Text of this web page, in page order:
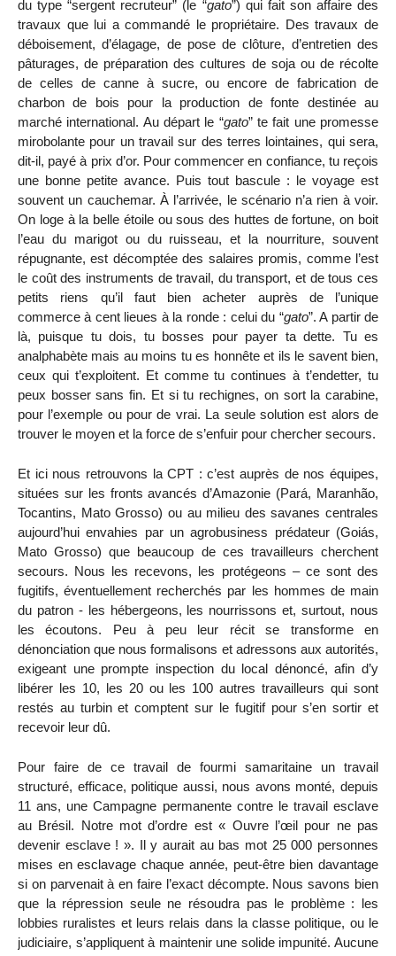
du type “sergent recruteur” (le “gato”) qui fait son affaire des
travaux que lui a commandé le propriétaire. Des travaux de
déboisement, d’élagage, de pose de clôture, d’entretien des
pâturages, de préparation des cultures de soja ou de récolte
de celles de canne à sucre, ou encore de fabrication de
charbon de bois pour la production de fonte destinée au
marché international. Au départ le “gato” te fait une promesse
mirobolante pour un travail sur des terres lointaines, qui sera,
dit-il, payé à prix d’or. Pour commencer en confiance, tu reçois
une bonne petite avance. Puis tout bascule : le voyage est
souvent un cauchemar. À l’arrivée, le scénario n’a rien à voir.
On loge à la belle étoile ou sous des huttes de fortune, on boit
l’eau du marigot ou du ruisseau, et la nourriture, souvent
répugnante, est décomptée des salaires promis, comme l’est
le coût des instruments de travail, du transport, et de tous ces
petits riens qu’il faut bien acheter auprès de l’unique
commerce à cent lieues à la ronde : celui du “gato”. A partir de
là, puisque tu dois, tu bosses pour payer ta dette. Tu es
analphabète mais au moins tu es honnête et ils le savent bien,
ceux qui t’exploitent. Et comme tu continues à t’endetter, tu
peux bosser sans fin. Et si tu rechignes, on sort la carabine,
pour l’exemple ou pour de vrai. La seule solution est alors de
trouver le moyen et la force de s’enfuir pour chercher secours.
Et ici nous retrouvons la CPT : c’est auprès de nos équipes,
situées sur les fronts avancés d’Amazonie (Pará, Maranhão,
Tocantins, Mato Grosso) ou au milieu des savanes centrales
aujourd’hui envahies par un agrobusiness prédateur (Goiás,
Mato Grosso) que beaucoup de ces travailleurs cherchent
secours. Nous les recevons, les protégeons – ce sont des
fugitifs, éventuellement recherchés par les hommes de main
du patron - les hébergeons, les nourrissons et, surtout, nous
les écoutons. Peu à peu leur récit se transforme en
dénonciation que nous formalisons et adressons aux autorités,
exigeant une prompte inspection du local dénoncé, afin d’y
libérer les 10, les 20 ou les 100 autres travailleurs qui sont
restés au turbin et comptent sur le fugitif pour s’en sortir et
recevoir leur dû.
Pour faire de ce travail de fourmi samaritaine un travail
structuré, efficace, politique aussi, nous avons monté, depuis
11 ans, une Campagne permanente contre le travail esclave
au Brésil. Notre mot d’ordre est « Ouvre l’œil pour ne pas
devenir esclave ! ». Il y aurait au bas mot 25 000 personnes
mises en esclavage chaque année, peut-être bien davantage
si on parvenait à en faire l’exact décompte. Nous savons bien
que la répression seule ne résoudra pas le problème : les
lobbies ruralistes et leurs relais dans la classe politique, ou le
judiciaire, s’appliquent à maintenir une solide impunité. Aucune